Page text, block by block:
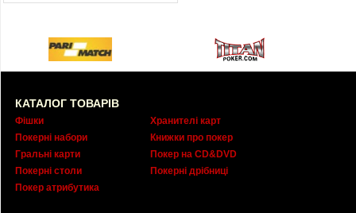
КАТАЛОГ ТОВАРІВ
Фішки
Покерні набори
Гральні карти
Покерні столи
Покер атрибутика
Хранителі карт
Книжки про покер
Покер на CD&DVD
Покерні дрібниці